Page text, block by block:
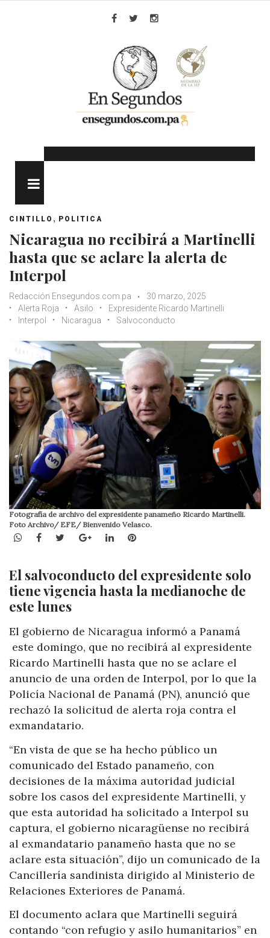
CINTILLO , POLITICA
Nicaragua no recibirá a Martinelli
hasta que se aclare la alerta de
Interpol
Redacción Ensegundos.com.pa
30 marzo, 2025
Alerta Roja
Asilo
Expresidente Ricardo Martinelli
Interpol
Nicaragua Salvoconducto
Fotografía de archivo del expresidente panameño Ricardo Martinelli.
Foto Archivo/ EFE/ Bienvenido Velasco.
WhatsApp
Facebook
TwitterGoogle+LinkedInPinterest
El salvoconducto del expresidente solo
tiene vigencia hasta la medianoche de
este lunes
El gobierno de Nicaragua informó a Panamá
este domingo, que no recibirá al expresidente
Ricardo Martinelli hasta que no se aclare el
anuncio de una orden de Interpol, por lo que la
Policía Nacional de Panamá (PN), anunció que
rechazó la solicitud de alerta roja contra el
exmandatario.
“En vista de que se ha hecho público un
comunicado del Estado panameño, con
decisiones de la máxima autoridad judicial
sobre los casos del expresidente Martinelli, y
que esta autoridad ha solicitado a Interpol su
captura, el gobierno nicaragüense no recibirá
al exmandatario panameño hasta que no se
aclare esta situación”, dijo un comunicado de la
Cancillería sandinista dirigido al Ministerio de
Relaciones Exteriores de Panamá.
El documento aclara que Martinelli seguirá
contando “con refugio y asilo humanitarios” en